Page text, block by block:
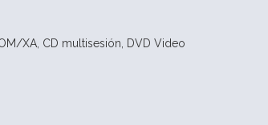
XA, CD multisesión, DVD Video